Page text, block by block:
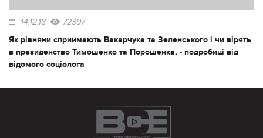
14.12.18 72397
Як рівняни сприймають Вакарчука та Зеленського і чи вірять
в президенство Тимошенко та Порошенка, - подробиці від
відомого соціолога